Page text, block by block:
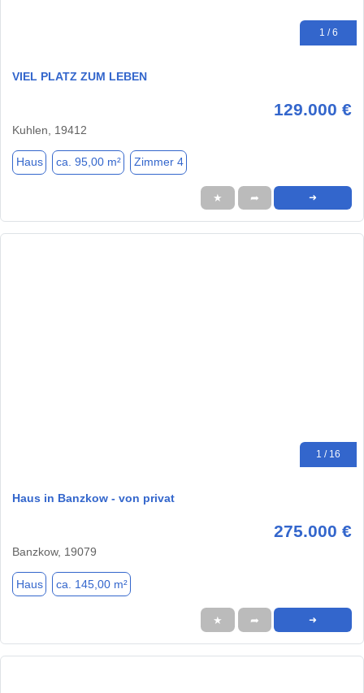
1 / 6
VIEL PLATZ ZUM LEBEN
129.000 €
Kuhlen, 19412
Haus ca. 95,00 m² Zimmer 4
★ ➦ ➜
1 / 16
Haus in Banzkow - von privat
275.000 €
Banzkow, 19079
Haus ca. 145,00 m²
★ ➦ ➜